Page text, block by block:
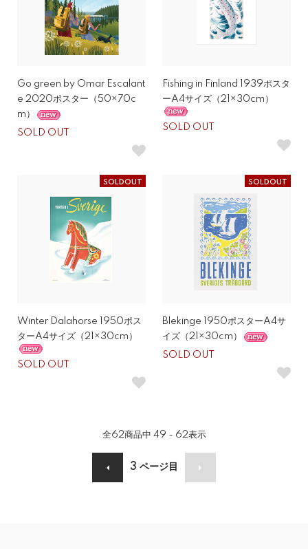
Go green by Omar Escalant
e 2020ポスター（50×70c
m）
SOLD OUT
Fishing in Finland 1939ポスタ
ーA4サイズ（21×30cm）
SOLD OUT
SOLDOUT
Winter Dalahorse 1950ポス
ターA4サイズ（21×30cm）
SOLD OUT
SOLDOUT
Blekinge 1950ポスターA4サ
イズ（21×30cm）
SOLD OUT
全62商品中 49 - 62表示
3 ページ目